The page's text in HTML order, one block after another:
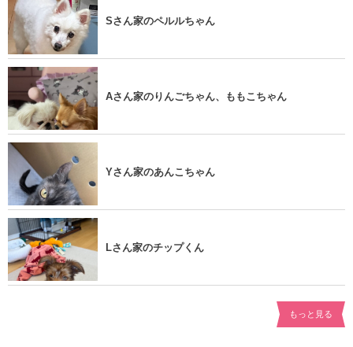
Sさん家のペルルちゃん
Aさん家のりんごちゃん、ももこちゃん
Yさん家のあんこちゃん
Lさん家のチップくん
もっと見る